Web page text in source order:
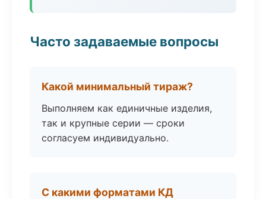
Часто задаваемые вопросы
Какой минимальный тираж?
Выполняем как единичные изделия,
так и крупные серии — сроки
согласуем индивидуально.
С какими форматами КД